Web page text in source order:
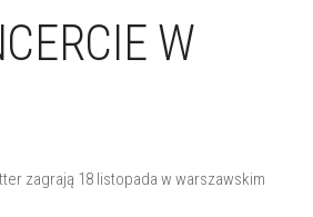
W
zagrają 18 listopada w warszawskim